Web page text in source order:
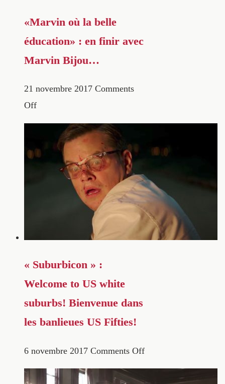
«Marvin où la belle
éducation» : en finir avec
Marvin Bijou…
21 novembre 2017 Comments
Off
« Suburbicon » :
Welcome to US white
suburbs! Bienvenue dans
les banlieues US Fifties!
6 novembre 2017 Comments Off